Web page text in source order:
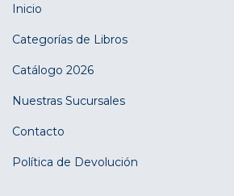
Inicio
Categorías de Libros
Catálogo 2026
Nuestras Sucursales
Contacto
Política de Devolución